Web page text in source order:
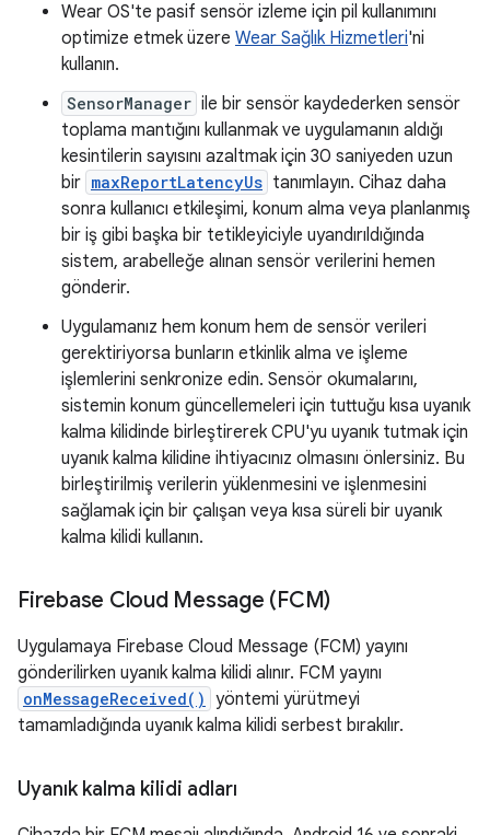
Wear OS'te pasif sensör izleme için pil kullanımını
optimize etmek üzere Wear Sağlık Hizmetleri'ni
kullanın.
SensorManager ile bir sensör kaydederken sensör
toplama mantığını kullanmak ve uygulamanın aldığı
kesintilerin sayısını azaltmak için 30 saniyeden uzun
bir maxReportLatencyUs tanımlayın. Cihaz daha
sonra kullanıcı etkileşimi, konum alma veya planlanmış
bir iş gibi başka bir tetikleyiciyle uyandırıldığında
sistem, arabelleğe alınan sensör verilerini hemen
gönderir.
Uygulamanız hem konum hem de sensör verileri
gerektiriyorsa bunların etkinlik alma ve işleme
işlemlerini senkronize edin. Sensör okumalarını,
sistemin konum güncellemeleri için tuttuğu kısa uyanık
kalma kilidinde birleştirerek CPU'yu uyanık tutmak için
uyanık kalma kilidine ihtiyacınız olmasını önlersiniz. Bu
birleştirilmiş verilerin yüklenmesini ve işlenmesini
sağlamak için bir çalışan veya kısa süreli bir uyanık
kalma kilidi kullanın.
Firebase Cloud Message (FCM)
Uygulamaya Firebase Cloud Message (FCM) yayını
gönderilirken uyanık kalma kilidi alınır. FCM yayını
onMessageReceived() yöntemi yürütmeyi
tamamladığında uyanık kalma kilidi serbest bırakılır.
Uyanık kalma kilidi adları